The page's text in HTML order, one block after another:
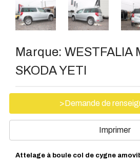
Marque: WESTFALIA
SKODA YETI
>Demande de
Imprimer
Attelage à boule col de cygne